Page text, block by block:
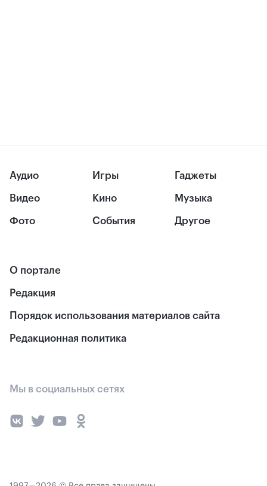
Аудио
Видео
Фото
Игры
Кино
События
Гаджеты
Музыка
Другое
О портале
Редакция
Порядок использования материалов сайта
Редакционная политика
Мы в социальных сетях